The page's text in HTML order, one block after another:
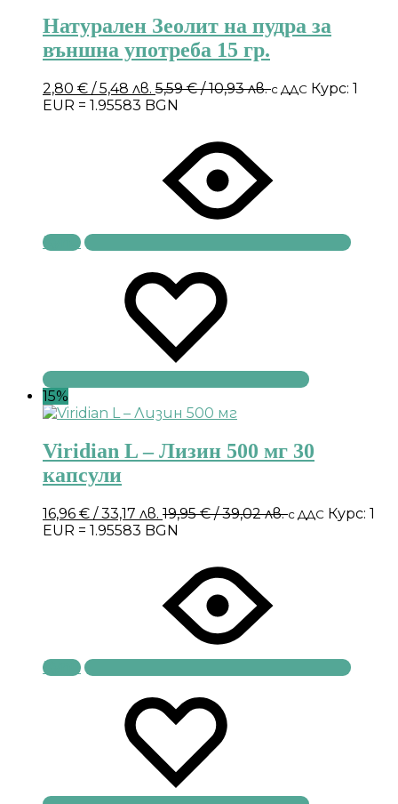
Натурален Зеолит на пудра за
външна употреба 15 гр.
2,80 € / 5,48 лв. 5,59€/ 10,93 лв.с ДДС Курс: 1
EUR = 1.95583 BGN
Купи
15%
Viridian L – Лизин 500 мг 30
капсули
16,96 € / 33,17 лв. 19,95€/ 39,02 лв.с ДДС Курс: 1
EUR = 1.95583 BGN
Купи